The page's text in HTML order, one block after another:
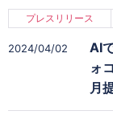
2024/04/02
プレスリリース
AI
ォ
月